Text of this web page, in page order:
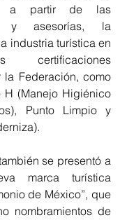
a partir de las
y asesorías, la
industria turística en
certificaciones
Federación, como
H (Manejo Higiénico
Punto Limpio y
se presentó a
marca turística
de México”, que
nombramientos de